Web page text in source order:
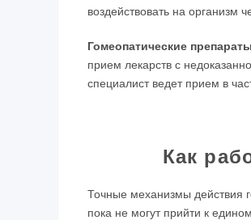
воздействовать на организм
Гомеопатические
прием лекарств с
специалист ведет прием в
Как
Точные механизмы действия
пока не могут прийти к